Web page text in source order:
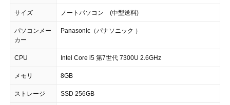
サイズ ノートパソコン (中型送料)
パソコンメー
カー
Panasonic（パナソニック ）
CPU Intel Core i5 第7世代 7300U 2.6GHz
メモリ 8GB
ストレージ SSD 256GB